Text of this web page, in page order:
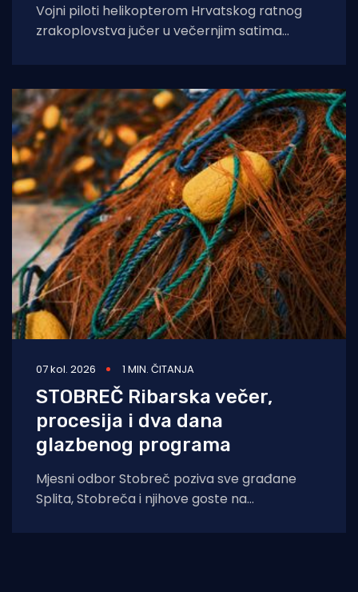
Vojni piloti helikopterom Hrvatskog ratnog
zrakoplovstva jučer u večernjim satima
07 kol. 2026 1 MIN. ČITANJA
STOBREČ Ribarska večer,
procesija i dva dana
glazbenog programa
Mjesni odbor Stobreč poziva sve građane
Splita, Stobreča i njihove goste na